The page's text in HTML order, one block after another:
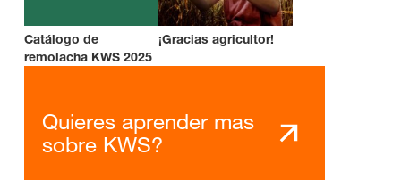
Catálogo de
remolacha KWS 2025
¡Gracias agricultor!
Quieres aprender mas
sobre KWS?